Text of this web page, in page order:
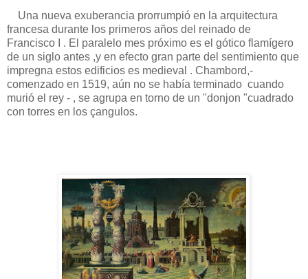
Una nueva exuberancia prorrumpió en la arquitectura
francesa durante los primeros años del reinado de
Francisco I . El paralelo mes próximo es el gótico flamígero
de un siglo antes ,y en efecto gran parte del sentimiento que
impregna estos edificios es medieval . Chambord,-
comenzado en 1519, aún no se había terminado cuando
murió el rey - , se agrupa en torno de un "donjon "cuadrado
con torres en los çangulos.